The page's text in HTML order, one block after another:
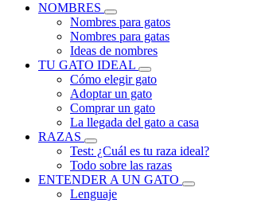
NOMBRES
Nombres para gatos
Nombres para gatas
Ideas de nombres
TU GATO IDEAL
Cómo elegir gato
Adoptar un gato
Comprar un gato
La llegada del gato a casa
RAZAS
Test: ¿Cuál es tu raza ideal?
Todo sobre las razas
ENTENDER A UN GATO
Lenguaje